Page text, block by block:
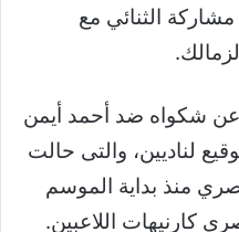
مشاركة الثنائي مع
عن شكواه ضد أحمد أيمن
لناديين، والتى حالت
منذ بداية الموسم
كارنيهات اللاعبين.